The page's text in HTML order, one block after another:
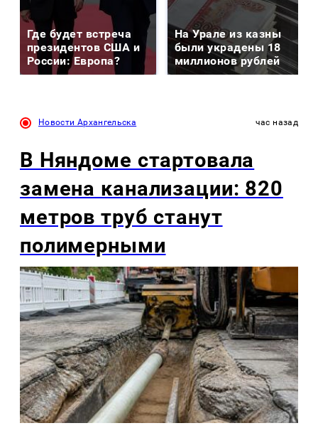
Где будет встреча
президентов США и
России: Европа?
На Урале из казны
были украдены 18
миллионов рублей
Новости Архангельска час назад
В Няндоме стартовала
замена канализации: 820
метров труб станут
полимерными